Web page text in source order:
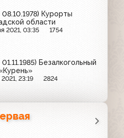
Курорты
области
2021, 03:35 1754
Безалкогольный
23:19 2824